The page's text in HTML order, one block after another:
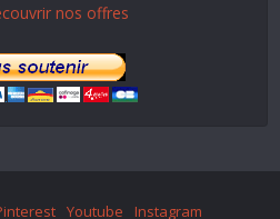
nos offres
Youtube Instagram